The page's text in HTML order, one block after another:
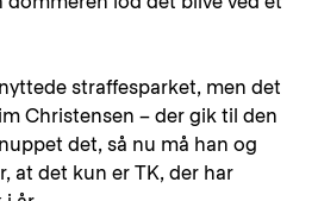
straffesparket, men det
Christensen – der gik til den
det, så nu må han og
at det kun er TK, der har